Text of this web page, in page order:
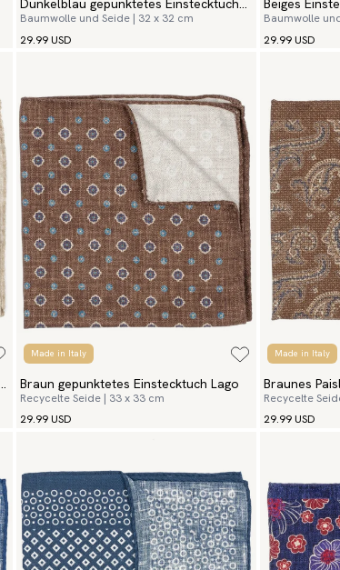
Dunkelblau gepunktetes Einstecktuch
Porto
Baumwolle und Seide | 32 x 32 cm
29.99 USD
Beiges
Baumwolle
29.99 USD
Made in Italy
Braun gepunktetes Einstecktuch Lago
Recycelte Seide | 33 x 33 cm
29.99 USD
Made in Italy
Braunes
Recycelte
29.99 USD